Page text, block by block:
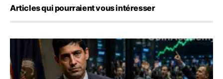
Articles qui pourraient vous intéresser
Emploi américain : 23 000 postes détruits en juillet, les